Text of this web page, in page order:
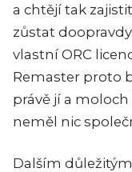
a chtějí tak
zůstat
vlastní ORC
Remaster proto
právě jí a
neměl nic
Dalším